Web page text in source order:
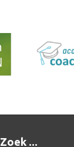
Zoek ...